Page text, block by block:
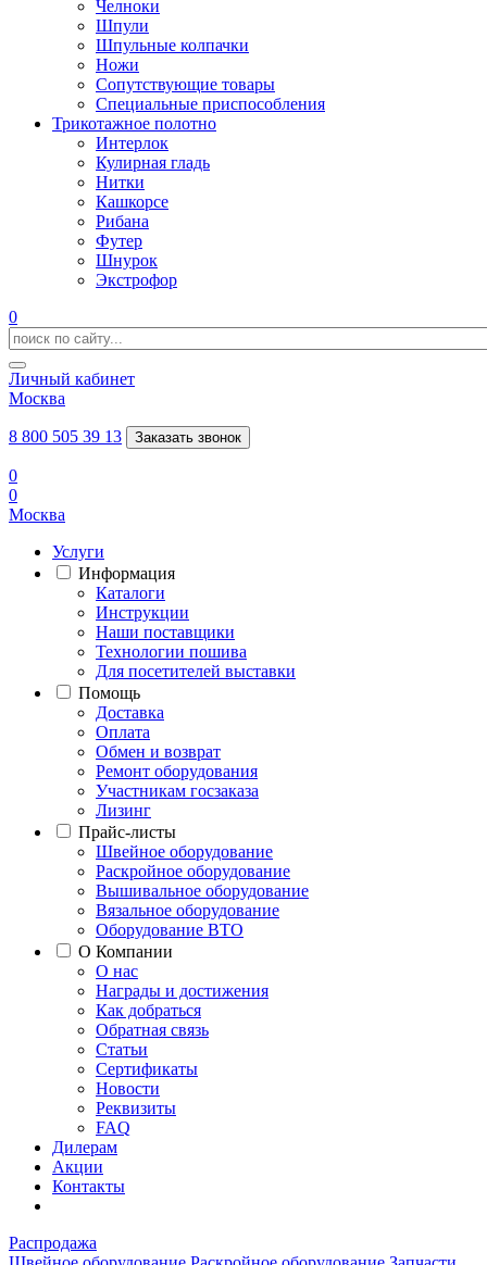
Челноки
Шпули
Шпульные колпачки
Ножи
Сопутствующие товары
Специальные приспособления
Трикотажное полотно
Интерлок
Кулирная гладь
Нитки
Кашкорсе
Рибана
Футер
Шнурок
Экстрофор
0
Личный кабинет
Москва
8 800 505 39 13 Заказать звонок
0
0
Москва
Услуги
Информация
Каталоги
Инструкции
Наши поставщики
Технологии пошива
Для посетителей выставки
Помощь
Доставка
Оплата
Обмен и возврат
Ремонт оборудования
Участникам госзаказа
Лизинг
Прайс-листы
Швейное оборудование
Раскройное оборудование
Вышивальное оборудование
Вязальное оборудование
Оборудование ВТО
О Компании
О нас
Награды и достижения
Как добраться
Обратная связь
Статьи
Сертификаты
Новости
Реквизиты
FAQ
Дилерам
Акции
Контакты
Распродажа